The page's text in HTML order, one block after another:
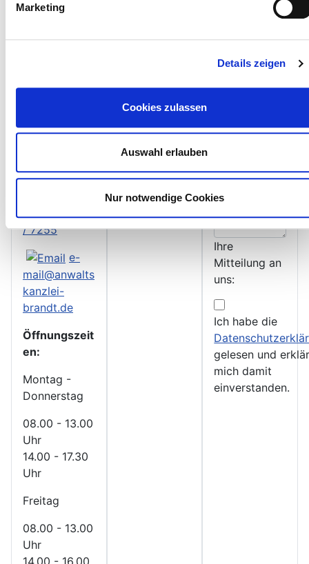
Marketing
Details zeigen
Cookies zulassen
Auswahl erlauben
Nur notwendige Cookies
etät Brandt &
Alsdorf
02404 /
/ 7255
e-
mail@anwalts
kanzlei-
brandt.de
Öffnungszeit
en:
Montag -
Donnerstag
08.00 - 13.00
Uhr
14.00 - 17.30
Uhr
Freitag
08.00 - 13.00
Uhr
Ihre
Ihre
Mitteilung an
uns:
Terms and
Ich habe die
gelesen und
mich damit
einverstanden.